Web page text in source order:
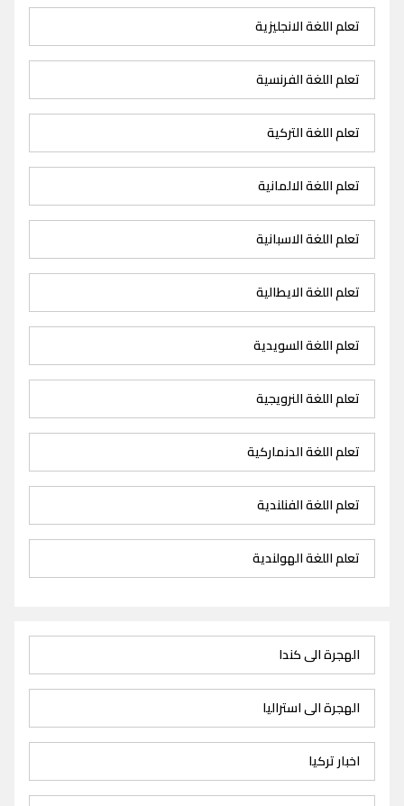
تعلم اللغة الانجليزية
تعلم اللغة الفرنسية
تعلم اللغة التركية
تعلم اللغة الالمانية
تعلم اللغة الاسبانية
تعلم اللغة الايطالية
تعلم اللغة السويدية
تعلم اللغة النرويجية
تعلم اللغة الدنماركية
تعلم اللغة الفنلندية
تعلم اللغة الهولندية
الهجرة الى كندا
الهجرة الى استراليا
اخبار تركيا